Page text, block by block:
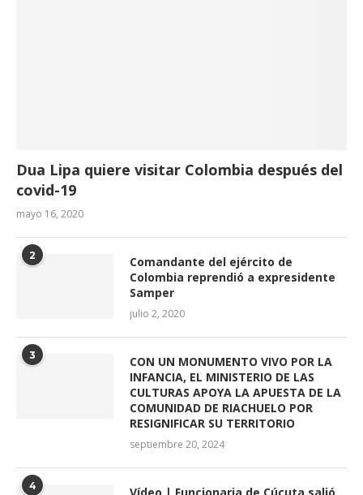
Dua Lipa quiere visitar Colombia después del
covid-19
mayo 16, 2020
2
Comandante del ejército de
Colombia reprendió a expresidente
Samper
julio 2, 2020
3
CON UN MONUMENTO VIVO POR LA
INFANCIA, EL MINISTERIO DE LAS
CULTURAS APOYA LA APUESTA DE LA
COMUNIDAD DE RIACHUELO POR
RESIGNIFICAR SU TERRITORIO
septiembre 20, 2024
4